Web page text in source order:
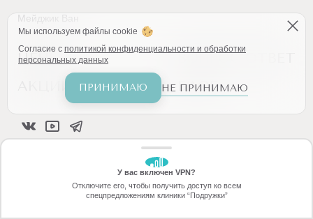
Мейджик Ван
ЦЕНЫ
ВОПРОС-ОТВЕТ
БЛОГ
8(800)101-47-27
Позвоните
ЗАБЕРИТЕ СКИДКУ
2990 ₽
Мы используем файлы cookie
Согласие с политикой конфиденциальности и обработки
персональных данных
ПРИНИМАЮ НЕ ПРИНИМАЮ
У вас включен VPN?
Отключите его, чтобы получить доступ ко всем
спецпредложениям клиники “Подружки”